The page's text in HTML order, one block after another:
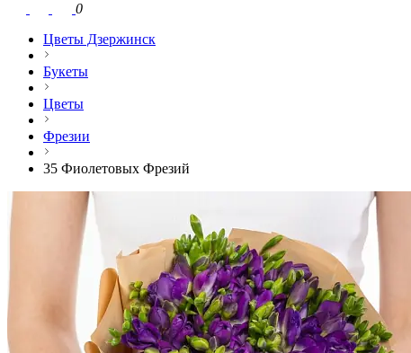
0
Цветы Дзержинск
Букеты
Цветы
Фрезии
35 Фиолетовых Фрезий